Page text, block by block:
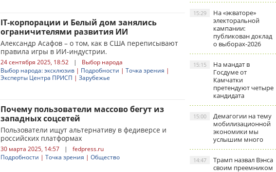
IT-корпорации и Белый дом занялись
ограничителями развития ИИ
Александр Асафов – о том, как в США переписывают
правила игры в ИИ-индустрии.
24 сентября 2025, 18:52 |
Выбор народа
Выбор народа: эксклюзив | Подробности | Точка зрения |
Эксперты Центра ПРИСП | Зарубежье
Почему пользователи массово бегут из
западных соцсетей
Пользователи ищут альтернативу в федиверсе и
российских платформах
30 марта 2025, 14:57 |
fedpress.ru
Подробности | Точка зрения | Общество
На «экваторе»
электоральной
кампании:
публикован доклад
о выборах-2026
15:29
На мандат в
Госдуме от
Камчатки
претендуют четыре
кандидата
15:15
Демагогии на тему
мобилизационной
экономики мы
услышим много
15:00
Трамп назвал Вэнса
своим преемником
14:47